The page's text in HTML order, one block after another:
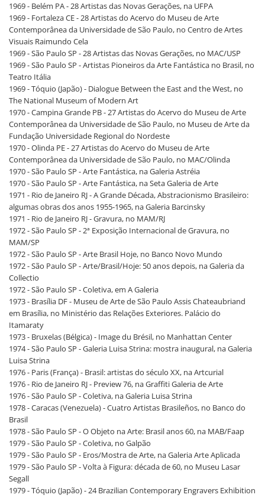
1969 - Belém PA - 28 Artistas das Novas Gerações, na UFPA
1969 - Fortaleza CE - 28 Artistas do Acervo do Museu de Arte
Contemporânea da Universidade de São Paulo, no Centro de Artes
Visuais Raimundo Cela
1969 - São Paulo SP - 28 Artistas das Novas Gerações, no MAC/USP
1969 - São Paulo SP - Artistas Pioneiros da Arte Fantástica no Brasil, no
Teatro Itália
1969 - Tóquio (Japão) - Dialogue Between the East and the West, no
The National Museum of Modern Art
1970 - Campina Grande PB - 27 Artistas do Acervo do Museu de Arte
Contemporânea da Universidade de São Paulo, no Museu de Arte da
Fundação Universidade Regional do Nordeste
1970 - Olinda PE - 27 Artistas do Acervo do Museu de Arte
Contemporânea da Universidade de São Paulo, no MAC/Olinda
1970 - São Paulo SP - Arte Fantástica, na Galeria Astréia
1970 - São Paulo SP - Arte Fantástica, na Seta Galeria de Arte
1971 - Rio de Janeiro RJ - A Grande Década, Abstracionismo Brasileiro:
algumas obras dos anos 1955-1965, na Galeria Barcinsky
1971 - Rio de Janeiro RJ - Gravura, no MAM/RJ
1972 - São Paulo SP - 2ª Exposição Internacional de Gravura, no
MAM/SP
1972 - São Paulo SP - Arte Brasil Hoje, no Banco Novo Mundo
1972 - São Paulo SP - Arte/Brasil/Hoje: 50 anos depois, na Galeria da
Collectio
1972 - São Paulo SP - Coletiva, em A Galeria
1973 - Brasília DF - Museu de Arte de São Paulo Assis Chateaubriand
em Brasília, no Ministério das Relações Exteriores. Palácio do
Itamaraty
1973 - Bruxelas (Bélgica) - Image du Brésil, no Manhattan Center
1974 - São Paulo SP - Galeria Luisa Strina: mostra inaugural, na Galeria
Luisa Strina
1976 - Paris (França) - Brasil: artistas do século XX, na Artcurial
1976 - Rio de Janeiro RJ - Preview 76, na Graffiti Galeria de Arte
1976 - São Paulo SP - Coletiva, na Galeria Luisa Strina
1978 - Caracas (Venezuela) - Cuatro Artistas Brasileños, no Banco do
Brasil
1978 - São Paulo SP - O Objeto na Arte: Brasil anos 60, na MAB/Faap
1979 - São Paulo SP - Coletiva, no Galpão
1979 - São Paulo SP - Eros/Mostra de Arte, na Galeria Arte Aplicada
1979 - São Paulo SP - Volta à Figura: década de 60, no Museu Lasar
Segall
1979 - Tóquio (Japão) - 24 Brazilian Contemporary Engravers Exhibition